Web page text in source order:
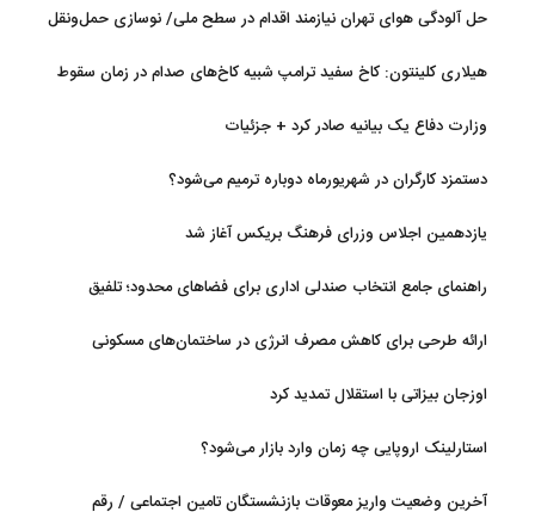
حل آلودگی هوای تهران نیازمند اقدام در سطح ملی/ نوسازی حمل‌ونقل
هیلاری کلینتون: کاخ سفید ترامپ شبیه کاخ‌های صدام در زمان سقوط
وزارت دفاع یک بیانیه صادر کرد + جزئیات
دستمزد کارگران در شهریورماه دوباره ترمیم می‌شود؟
یازدهمین اجلاس وزرای فرهنگ بریکس آغاز شد
راهنمای جامع انتخاب صندلی اداری برای فضاهای محدود؛ تلفیق
ارائه طرحی برای کاهش مصرف انرژی در ساختمان‌های مسکونی
اوزجان بیزاتی با استقلال تمدید کرد
استارلینک اروپایی چه زمان وارد بازار می‌شود؟
آخرین وضعیت واریز معوقات بازنشستگان تامین اجتماعی / رقم